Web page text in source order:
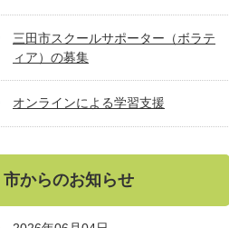
三田市スクールサポーター（ボラテ
ィア）の募集
オンラインによる学習支援
市からのお知らせ